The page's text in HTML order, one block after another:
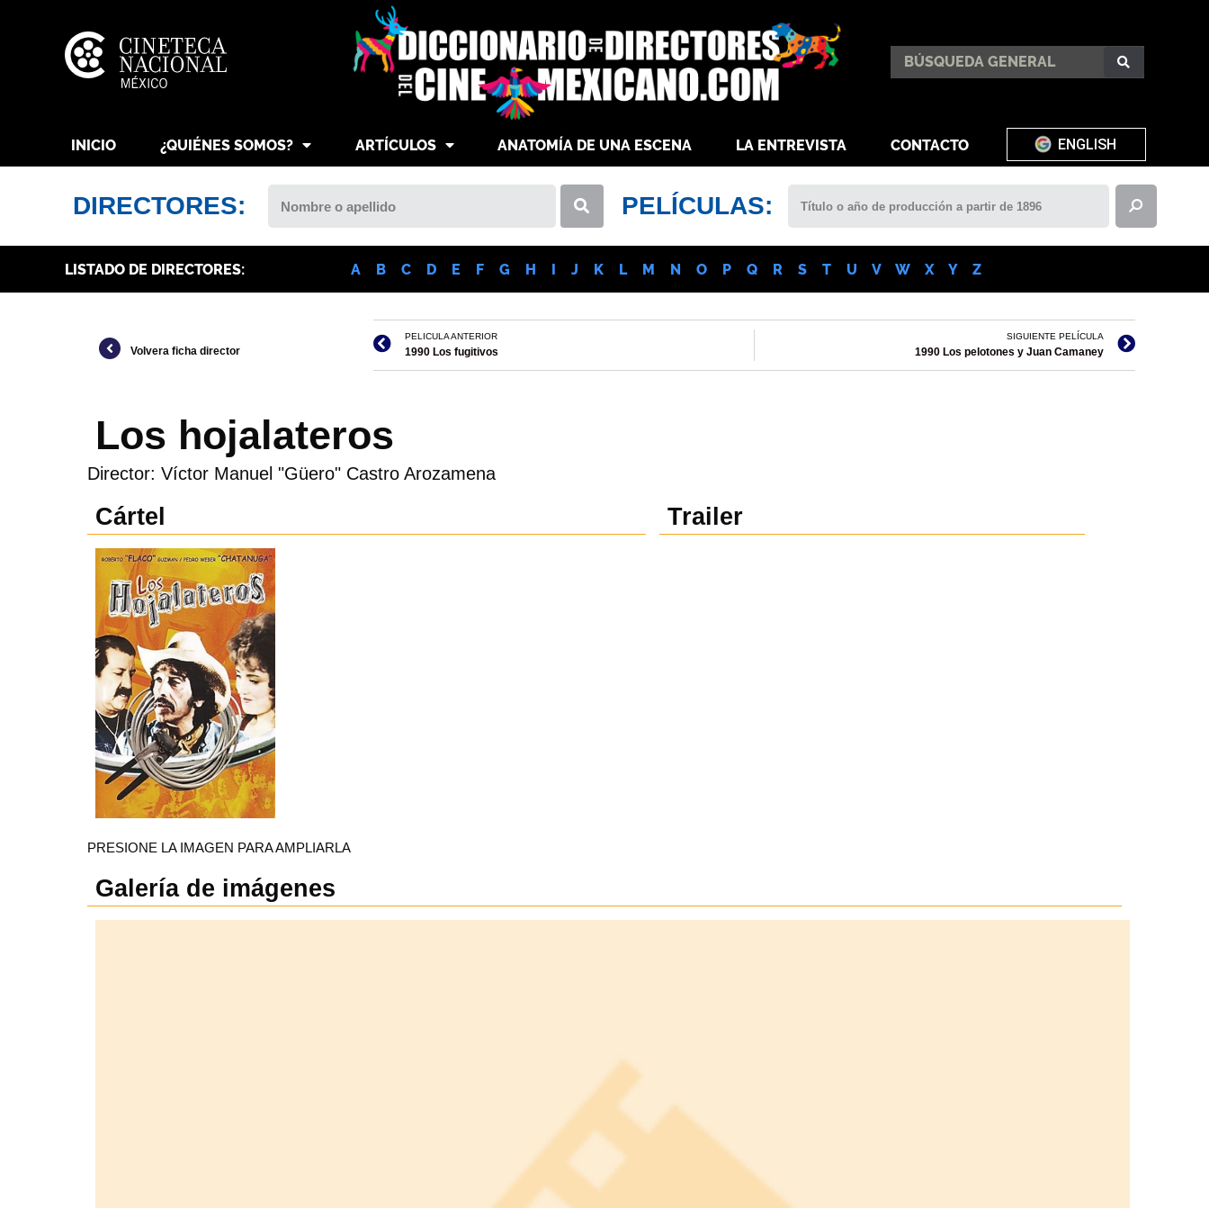
INICIO ¿QUIÉNES SOMOS? ARTÍCULOS ANATOMÍA DE UNA ESCENA LA ENTREVISTA CONTACTO ENGLISH
DIRECTORES: PELÍCULAS:
LISTADO DE DIRECTORES: A B C D E F G H I J K L M N O P Q R S T U V W X Y Z
Volvera ficha director
PELICULA ANTERIOR
1990 Los fugitivos
SIGUIENTE PELÍCULA
1990 Los pelotones y Juan Camaney
Los hojalateros
Director: Víctor Manuel "Güero" Castro Arozamena
Cártel Trailer
PRESIONE LA IMAGEN PARA AMPLIARLA
Galería de imágenes